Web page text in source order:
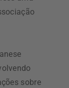
sobre